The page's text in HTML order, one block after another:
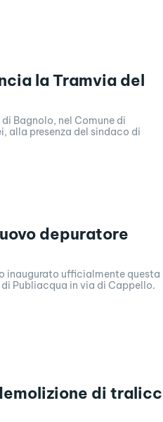
la Tramvia del
Bagnolo, nel Comune di
alla presenza del sindaco di
depuratore
inaugurato ufficialmente questa
Publiacqua in via di Cappello.
di